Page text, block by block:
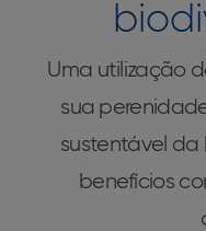
Uma utilização
sua
sustentável da
benefícios